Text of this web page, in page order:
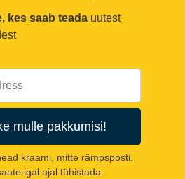
kes saab teada uutest
mulle pakkumisi!
kraami, mitte rämpsposti.
igal ajal tühistada.